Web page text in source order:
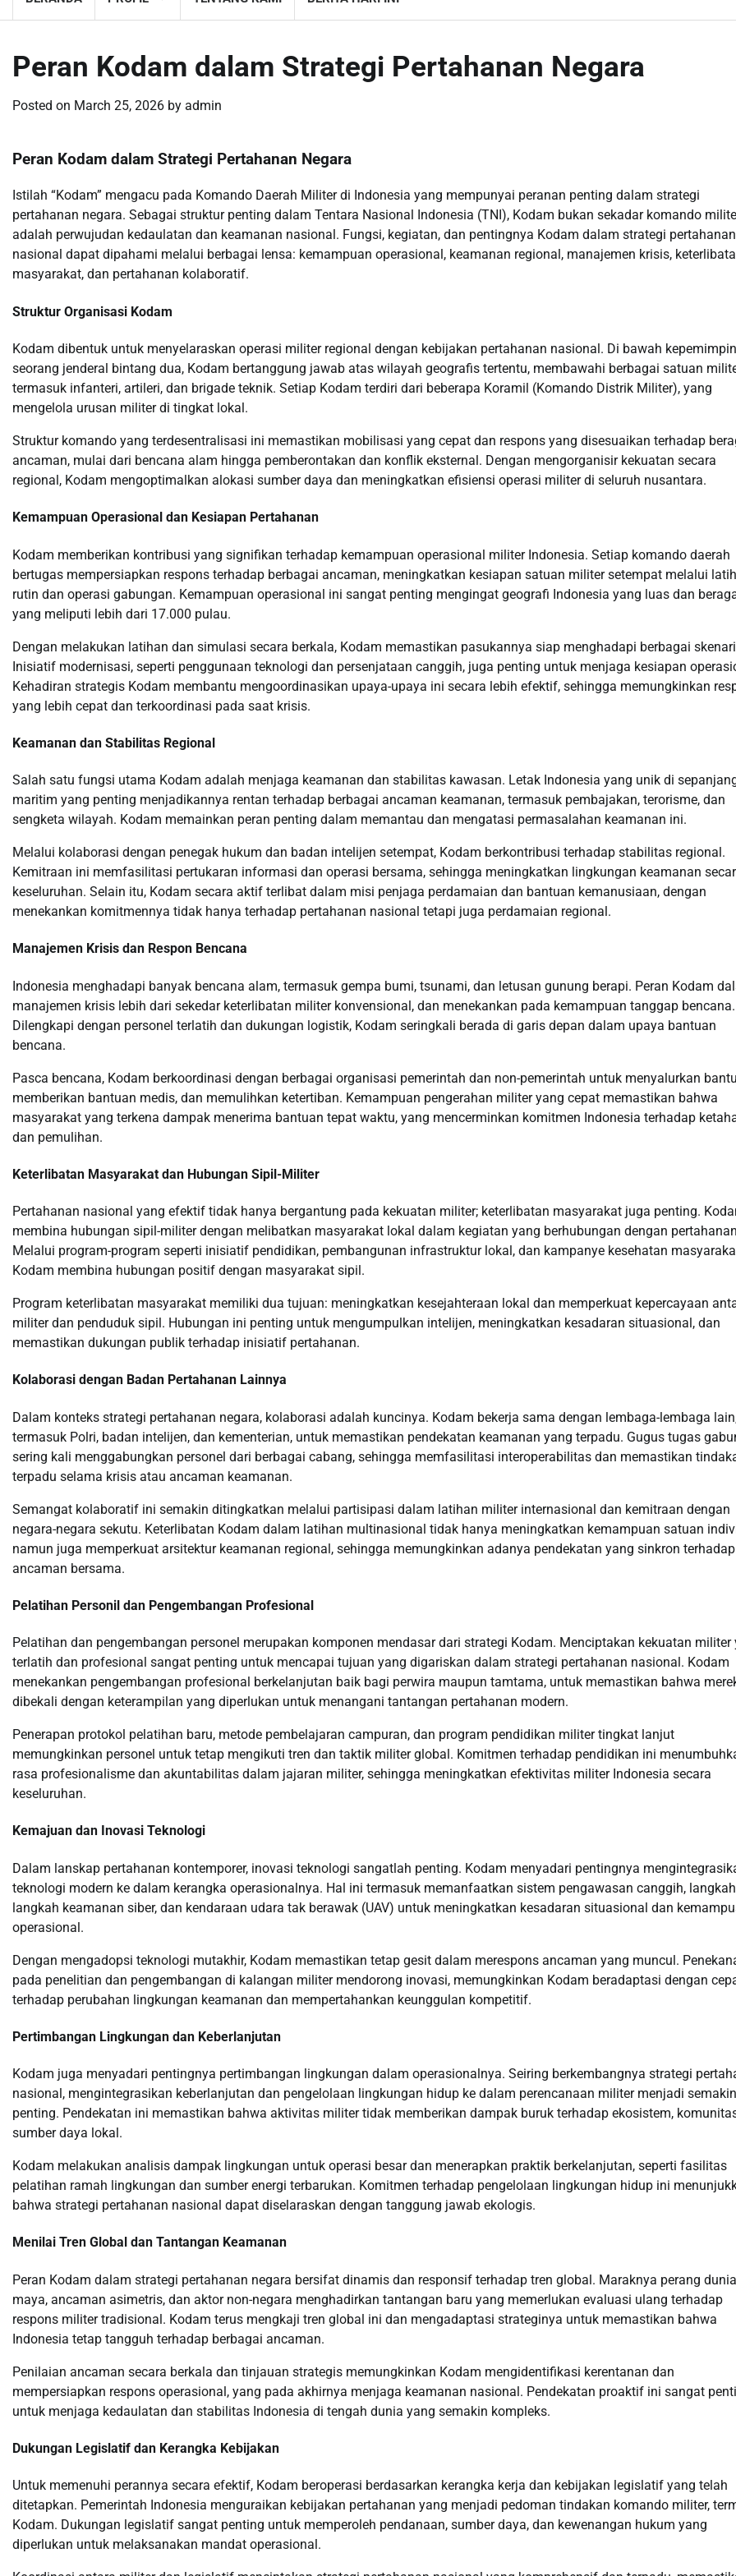
Peran Kodam dalam Strategi Pertahanan Negara
Posted on March 25, 2026 by admin
Peran Kodam dalam Strategi Pertahanan Negara
Istilah “Kodam” mengacu pada Komando Daerah Militer di Indonesia yang mempunyai peranan penting dalam strategi
pertahanan negara. Sebagai struktur penting dalam Tentara Nasional Indonesia (TNI), Kodam bukan sekadar komando
adalah perwujudan kedaulatan dan keamanan nasional. Fungsi, kegiatan, dan pentingnya Kodam dalam strategi pertahanan
nasional dapat dipahami melalui berbagai lensa: kemampuan operasional, keamanan regional, manajemen krisis,
masyarakat, dan pertahanan kolaboratif.
Struktur Organisasi Kodam
Kodam dibentuk untuk menyelaraskan operasi militer regional dengan kebijakan pertahanan nasional. Di bawah
seorang jenderal bintang dua, Kodam bertanggung jawab atas wilayah geografis tertentu, membawahi berbagai satuan
termasuk infanteri, artileri, dan brigade teknik. Setiap Kodam terdiri dari beberapa Koramil (Komando Distrik Militer), yang
mengelola urusan militer di tingkat lokal.
Struktur komando yang terdesentralisasi ini memastikan mobilisasi yang cepat dan respons yang disesuaikan terhadap
ancaman, mulai dari bencana alam hingga pemberontakan dan konflik eksternal. Dengan mengorganisir kekuatan secara
regional, Kodam mengoptimalkan alokasi sumber daya dan meningkatkan efisiensi operasi militer di seluruh nusantara.
Kemampuan Operasional dan Kesiapan Pertahanan
Kodam memberikan kontribusi yang signifikan terhadap kemampuan operasional militer Indonesia. Setiap komando daerah
bertugas mempersiapkan respons terhadap berbagai ancaman, meningkatkan kesiapan satuan militer setempat melalui
rutin dan operasi gabungan. Kemampuan operasional ini sangat penting mengingat geografi Indonesia yang luas dan
yang meliputi lebih dari 17.000 pulau.
Dengan melakukan latihan dan simulasi secara berkala, Kodam memastikan pasukannya siap menghadapi berbagai
Inisiatif modernisasi, seperti penggunaan teknologi dan persenjataan canggih, juga penting untuk menjaga kesiapan
Kehadiran strategis Kodam membantu mengoordinasikan upaya-upaya ini secara lebih efektif, sehingga memungkinkan
yang lebih cepat dan terkoordinasi pada saat krisis.
Keamanan dan Stabilitas Regional
Salah satu fungsi utama Kodam adalah menjaga keamanan dan stabilitas kawasan. Letak Indonesia yang unik di
maritim yang penting menjadikannya rentan terhadap berbagai ancaman keamanan, termasuk pembajakan, terorisme, dan
sengketa wilayah. Kodam memainkan peran penting dalam memantau dan mengatasi permasalahan keamanan ini.
Melalui kolaborasi dengan penegak hukum dan badan intelijen setempat, Kodam berkontribusi terhadap stabilitas regional.
Kemitraan ini memfasilitasi pertukaran informasi dan operasi bersama, sehingga meningkatkan lingkungan keamanan
keseluruhan. Selain itu, Kodam secara aktif terlibat dalam misi penjaga perdamaian dan bantuan kemanusiaan, dengan
menekankan komitmennya tidak hanya terhadap pertahanan nasional tetapi juga perdamaian regional.
Manajemen Krisis dan Respon Bencana
Indonesia menghadapi banyak bencana alam, termasuk gempa bumi, tsunami, dan letusan gunung berapi. Peran Kodam
manajemen krisis lebih dari sekedar keterlibatan militer konvensional, dan menekankan pada kemampuan tanggap bencana.
Dilengkapi dengan personel terlatih dan dukungan logistik, Kodam seringkali berada di garis depan dalam upaya bantuan
bencana.
Pasca bencana, Kodam berkoordinasi dengan berbagai organisasi pemerintah dan non-pemerintah untuk menyalurkan
memberikan bantuan medis, dan memulihkan ketertiban. Kemampuan pengerahan militer yang cepat memastikan bahwa
masyarakat yang terkena dampak menerima bantuan tepat waktu, yang mencerminkan komitmen Indonesia terhadap
dan pemulihan.
Keterlibatan Masyarakat dan Hubungan Sipil-Militer
Pertahanan nasional yang efektif tidak hanya bergantung pada kekuatan militer; keterlibatan masyarakat juga penting.
membina hubungan sipil-militer dengan melibatkan masyarakat lokal dalam kegiatan yang berhubungan dengan
Melalui program-program seperti inisiatif pendidikan, pembangunan infrastruktur lokal, dan kampanye kesehatan
Kodam membina hubungan positif dengan masyarakat sipil.
Program keterlibatan masyarakat memiliki dua tujuan: meningkatkan kesejahteraan lokal dan memperkuat kepercayaan
militer dan penduduk sipil. Hubungan ini penting untuk mengumpulkan intelijen, meningkatkan kesadaran situasional, dan
memastikan dukungan publik terhadap inisiatif pertahanan.
Kolaborasi dengan Badan Pertahanan Lainnya
Dalam konteks strategi pertahanan negara, kolaborasi adalah kuncinya. Kodam bekerja sama dengan lembaga-lembaga
termasuk Polri, badan intelijen, dan kementerian, untuk memastikan pendekatan keamanan yang terpadu. Gugus tugas
sering kali menggabungkan personel dari berbagai cabang, sehingga memfasilitasi interoperabilitas dan memastikan
terpadu selama krisis atau ancaman keamanan.
Semangat kolaboratif ini semakin ditingkatkan melalui partisipasi dalam latihan militer internasional dan kemitraan dengan
negara-negara sekutu. Keterlibatan Kodam dalam latihan multinasional tidak hanya meningkatkan kemampuan satuan
namun juga memperkuat arsitektur keamanan regional, sehingga memungkinkan adanya pendekatan yang sinkron terhadap
ancaman bersama.
Pelatihan Personil dan Pengembangan Profesional
Pelatihan dan pengembangan personel merupakan komponen mendasar dari strategi Kodam. Menciptakan kekuatan militer
terlatih dan profesional sangat penting untuk mencapai tujuan yang digariskan dalam strategi pertahanan nasional. Kodam
menekankan pengembangan profesional berkelanjutan baik bagi perwira maupun tamtama, untuk memastikan bahwa
dibekali dengan keterampilan yang diperlukan untuk menangani tantangan pertahanan modern.
Penerapan protokol pelatihan baru, metode pembelajaran campuran, dan program pendidikan militer tingkat lanjut
memungkinkan personel untuk tetap mengikuti tren dan taktik militer global. Komitmen terhadap pendidikan ini
rasa profesionalisme dan akuntabilitas dalam jajaran militer, sehingga meningkatkan efektivitas militer Indonesia secara
keseluruhan.
Kemajuan dan Inovasi Teknologi
Dalam lanskap pertahanan kontemporer, inovasi teknologi sangatlah penting. Kodam menyadari pentingnya
teknologi modern ke dalam kerangka operasionalnya. Hal ini termasuk memanfaatkan sistem pengawasan canggih,
langkah keamanan siber, dan kendaraan udara tak berawak (UAV) untuk meningkatkan kesadaran situasional dan
operasional.
Dengan mengadopsi teknologi mutakhir, Kodam memastikan tetap gesit dalam merespons ancaman yang muncul.
pada penelitian dan pengembangan di kalangan militer mendorong inovasi, memungkinkan Kodam beradaptasi dengan
terhadap perubahan lingkungan keamanan dan mempertahankan keunggulan kompetitif.
Pertimbangan Lingkungan dan Keberlanjutan
Kodam juga menyadari pentingnya pertimbangan lingkungan dalam operasionalnya. Seiring berkembangnya strategi
nasional, mengintegrasikan keberlanjutan dan pengelolaan lingkungan hidup ke dalam perencanaan militer menjadi semakin
penting. Pendekatan ini memastikan bahwa aktivitas militer tidak memberikan dampak buruk terhadap ekosistem,
sumber daya lokal.
Kodam melakukan analisis dampak lingkungan untuk operasi besar dan menerapkan praktik berkelanjutan, seperti fasilitas
pelatihan ramah lingkungan dan sumber energi terbarukan. Komitmen terhadap pengelolaan lingkungan hidup ini
bahwa strategi pertahanan nasional dapat diselaraskan dengan tanggung jawab ekologis.
Menilai Tren Global dan Tantangan Keamanan
Peran Kodam dalam strategi pertahanan negara bersifat dinamis dan responsif terhadap tren global. Maraknya perang dunia
maya, ancaman asimetris, dan aktor non-negara menghadirkan tantangan baru yang memerlukan evaluasi ulang terhadap
respons militer tradisional. Kodam terus mengkaji tren global ini dan mengadaptasi strateginya untuk memastikan bahwa
Indonesia tetap tangguh terhadap berbagai ancaman.
Penilaian ancaman secara berkala dan tinjauan strategis memungkinkan Kodam mengidentifikasi kerentanan dan
mempersiapkan respons operasional, yang pada akhirnya menjaga keamanan nasional. Pendekatan proaktif ini sangat
untuk menjaga kedaulatan dan stabilitas Indonesia di tengah dunia yang semakin kompleks.
Dukungan Legislatif dan Kerangka Kebijakan
Untuk memenuhi perannya secara efektif, Kodam beroperasi berdasarkan kerangka kerja dan kebijakan legislatif yang telah
ditetapkan. Pemerintah Indonesia menguraikan kebijakan pertahanan yang menjadi pedoman tindakan komando militer,
Kodam. Dukungan legislatif sangat penting untuk memperoleh pendanaan, sumber daya, dan kewenangan hukum yang
diperlukan untuk melaksanakan mandat operasional.